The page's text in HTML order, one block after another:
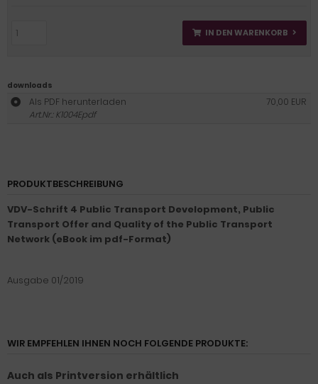
IN DEN WARENKORB
downloads
Als PDF herunterladen
70,00 EUR
Art.Nr.: K1004Epdf
PRODUKTBESCHREIBUNG
VDV-Schrift 4 Public Transport Development, Public
Transport Offer and Quality of the Public Transport
Network (eBook im pdf-Format)
Ausgabe 01/2019
WIR EMPFEHLEN IHNEN NOCH FOLGENDE PRODUKTE:
Auch als Printversion erhältlich